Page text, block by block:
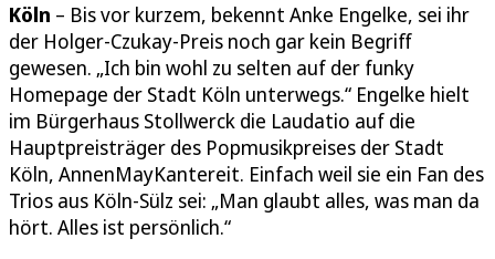
Köln – Bis vor kurzem, bekennt Anke Engelke, sei ihr
der Holger-Czukay-Preis noch gar kein Begriff
gewesen. „Ich bin wohl zu selten auf der funky
Homepage der Stadt Köln unterwegs.“ Engelke hielt
im Bürgerhaus Stollwerck die Laudatio auf die
Hauptpreisträger des Popmusikpreises der Stadt
Köln, AnnenMayKantereit. Einfach weil sie ein Fan des
Trios aus Köln-Sülz sei: „Man glaubt alles, was man da
hört. Alles ist persönlich.“